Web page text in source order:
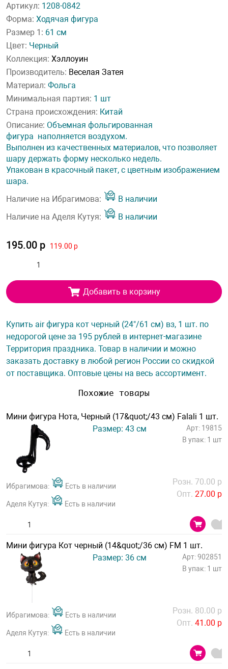
Артикул: 1208-0842
Форма: Ходячая фигура
Размер 1: 61 см
Цвет: Черный
Коллекция: Хэллоуин
Производитель: Веселая Затея
Материал: Фольга
Минимальная партия: 1 шт
Страна происхождения: Китай
Описание: Объемная фольгированная
фигура наполняется воздухом.
Выполнен из качественных материалов, что позволяет
шару держать форму несколько недель.
Упакован в красочный пакет, с цветным изображением
шара.
Наличие на Ибрагимова:
В наличии
Наличие на Аделя Кутуя:
В наличии
195.00 р 119.00 р
Добавить в корзину
Купить air фигура кот черный (24"/61 см) вз, 1 шт. по
недорогой цене за 195 рублей в интернет-магазине
Территория праздника. Товар в наличии и можно
заказать доставку в любой регион России со скидкой
от поставщика. Оптовые цены на весь ассортимент.
Похожие товары
Мини фигура Нота, Черный (17&quot;/43 см) Falali 1 шт.
Размер: 43 см
Арт: 19815
В упак: 1 шт
Ибрагимова: Есть в наличии
Аделя Кутуя: Есть в наличии
Розн. 70.00 р
Опт. 27.00 р
Мини фигура Кот черный (14&quot;/36 см) FM 1 шт.
Размер: 36 см
Арт: 902851
В упак: 1 шт
Ибрагимова: Есть в наличии
Аделя Кутуя: Есть в наличии
Розн. 80.00 р
Опт. 41.00 р